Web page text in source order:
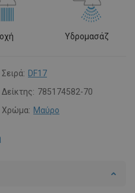
Υδρομασάζ
Σειρά: DF17
Δείκτης: 785174582-70
Χρώμα: Μαύρο